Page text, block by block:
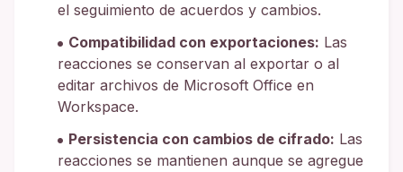
el seguimiento de acuerdos y cambios.
Compatibilidad con exportaciones: Las
reacciones se conservan al exportar o al
editar archivos de Microsoft Office en
Workspace.
Persistencia con cambios de cifrado: Las
reacciones se mantienen aunque se agregue